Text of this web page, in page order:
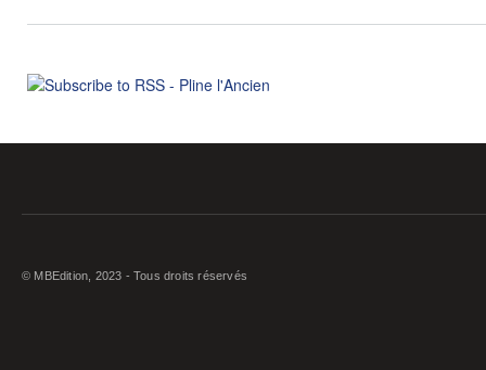
© MBEdition, 2023 - Tous droits réservés